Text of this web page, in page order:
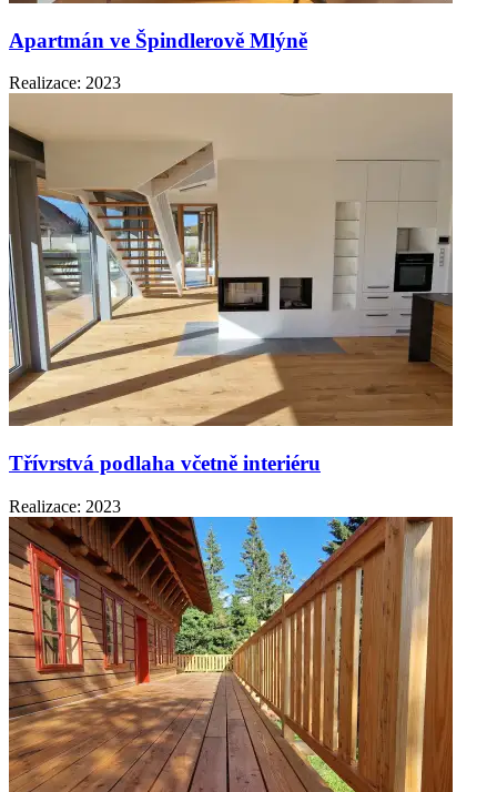
Apartmán ve Špindlerově Mlýně
Realizace: 2023
Třívrstvá podlaha včetně interiéru
Realizace: 2023